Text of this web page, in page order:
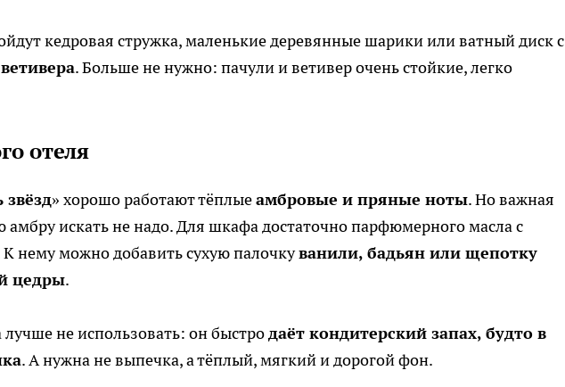
кедровая стружка, маленькие деревянные шарики или ватный диск с
. Больше не нужно: пачули и ветивер очень стойкие, легко
отеля
звёзд» хорошо работают тёплыеамбровые и пряные ноты. Но важная
искать не надо. Для шкафа достаточно парфюмерного масла с
нему можно добавить сухую палочкуванили, бадьян или щепотку
цедры.
не использовать: он быстродаёт кондитерский запах, будто в
. А нужна не выпечка, а тёплый, мягкий и дорогой фон.